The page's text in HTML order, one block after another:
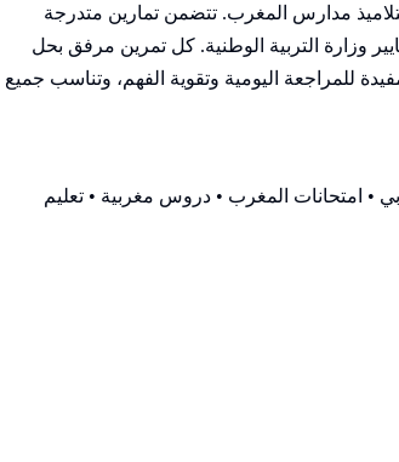
مدارس المغرب. تتضمن تمارين متدرجة
وزارة التربية الوطنية. كل تمرين مرفق بحل
للمراجعة اليومية وتقوية الفهم، وتناسب جميع
• امتحانات المغرب • دروس مغربية • تعليم